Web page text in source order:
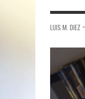
LUIS M. DIEZ